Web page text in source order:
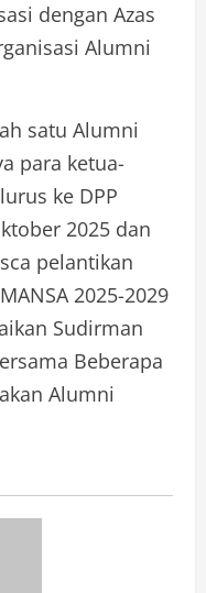
dengan Azas
Alumni
satu Alumni
para ketua-
ke DPP
2025 dan
pelantikan
2025-2029
Sudirman
Beberapa
Alumni